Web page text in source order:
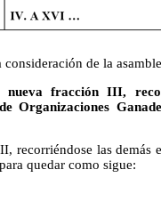
consideración de la
fracción III,
Organizaciones
recorriéndose las demás
quedar como sigue: